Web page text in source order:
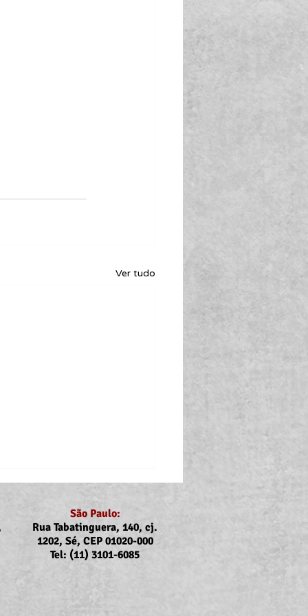
Ver tudo
Assojubs:
São Paulo:
Rua Tabatinguera, 140, cj.
1202, Sé, CEP 01020-000
Tel: (11) 3101-6085